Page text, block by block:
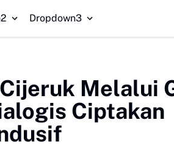
Dropdown3
Melalui
Ciptakan